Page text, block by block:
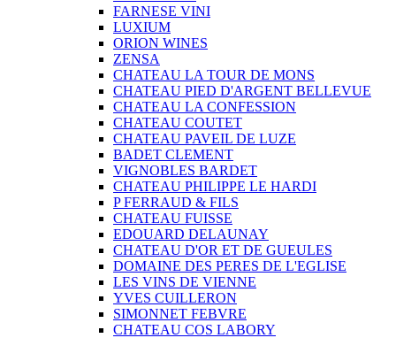
FARNESE VINI
LUXIUM
ORION WINES
ZENSA
CHATEAU LA TOUR DE MONS
CHATEAU PIED D'ARGENT BELLEVUE
CHATEAU LA CONFESSION
CHATEAU COUTET
CHATEAU PAVEIL DE LUZE
BADET CLEMENT
VIGNOBLES BARDET
CHATEAU PHILIPPE LE HARDI
P FERRAUD & FILS
CHATEAU FUISSE
EDOUARD DELAUNAY
CHATEAU D'OR ET DE GUEULES
DOMAINE DES PERES DE L'EGLISE
LES VINS DE VIENNE
YVES CUILLERON
SIMONNET FEBVRE
CHATEAU COS LABORY